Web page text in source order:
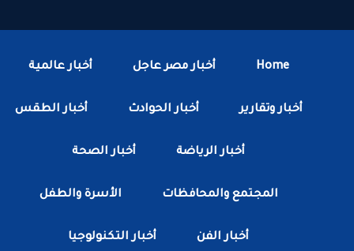
Home أخبار مصر عاجل أخبار عالمية
أخبار وتقارير أخبار الحوادث أخبار الطقس
أخبار الرياضة أخبار الصحة
المجتمع والمحافظات الأسرة والطفل
أخبار الفن أخبار التكنولوجيا